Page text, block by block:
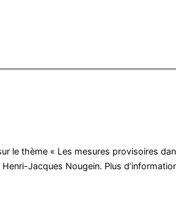
le thème « Les mesures provisoires
Jacques Nougein. Plus